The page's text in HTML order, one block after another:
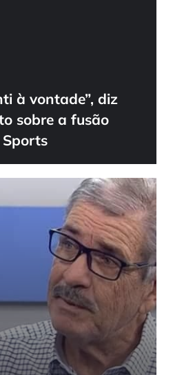
à vontade”, diz
sobre a fusão
Sports